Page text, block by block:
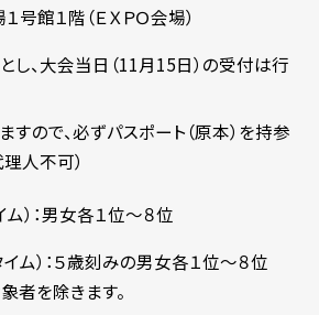
館１階（ＥＸＰＯ会場）
し、大会当日（11月15日）の受付は行
ので、必ずパスポート（原本）を持参
理人不可）
）：男女各１位～８位
ム）：５歳刻みの男女各１位～８位
者を除きます。